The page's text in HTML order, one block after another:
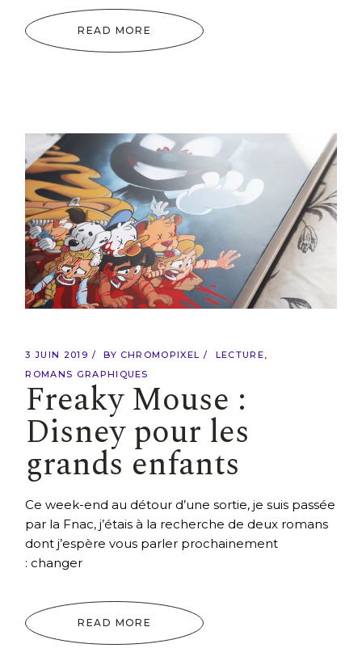
READ MORE
3 JUIN 2019 BY CHROMOPIXEL
LECTURE
ROMANS GRAPHIQUES
Freaky Mouse :
Disney pour les
grands enfants
Ce week-end au détour d’une sortie, je suis passée
par la Fnac, j’étais à la recherche de deux romans
dont j’espère vous parler prochainement
: changer
READ MORE